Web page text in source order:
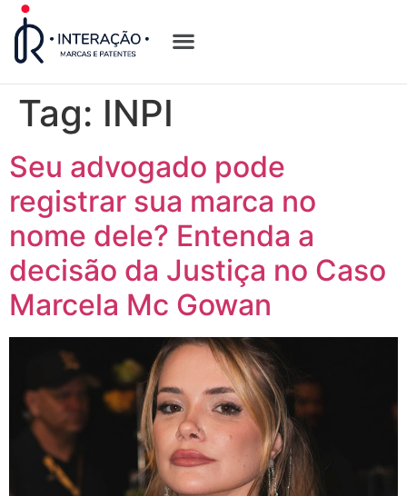
Tag: INPI
Seu advogado pode
registrar sua marca no
nome dele? Entenda a
decisão da Justiça no Caso
Marcela Mc Gowan